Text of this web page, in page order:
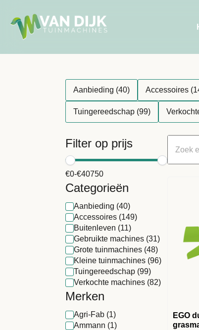
Aanbieding (40) Accessoires
Tuingereedschap (99)
Filter op prijs
€0-€40750
Categorieën
Aanbieding (40)
Accessoires (149)
Buitenleven (11)
Gebruikte machines (31)
Grote tuinmachines (48)
Kleine tuinmachines (96)
Tuingereedschap (99)
Verkochte machines (82)
Merken
Agri-Fab (1)
Ammann (1)
EGO